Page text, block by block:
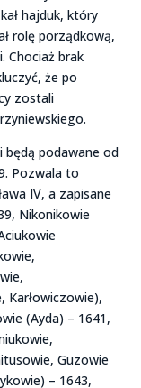
hajduk, który
rolę porządkową,
Chociaż brak
że po
zostali
będą podawane od
Pozwala to
IV, a zapisane
Nikonikowie
Karłowiczowie),
(Ayda) – 1641,
Guzowie
– 1643,